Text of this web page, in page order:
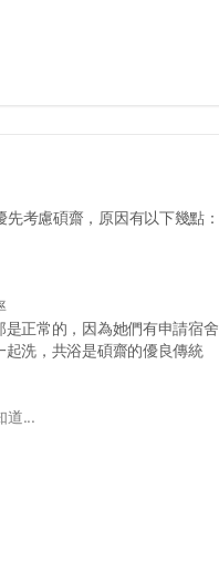
考慮碩齋，原因有以下幾點：
正常的，因為她們有申請宿舍
洗，共浴是碩齋的優良傳統
道...